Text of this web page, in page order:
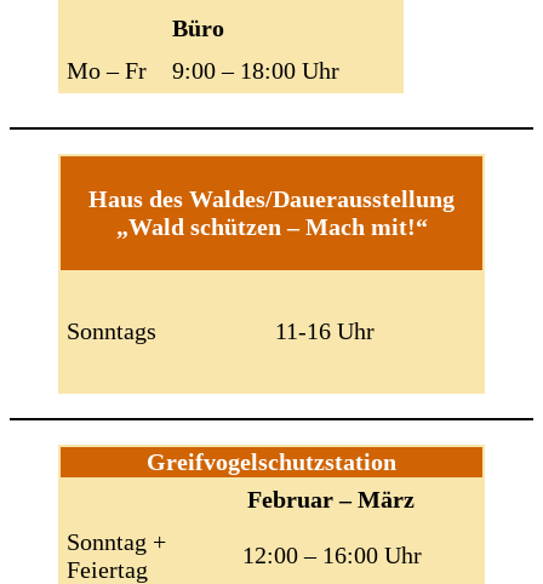
Büro
Mo – Fr
9:00 – 18:00 Uhr
Haus des Waldes/Dauerausstellung
„Wald schützen – Mach mit!“
Sonntags 11-16 Uhr
Greifvogelschutzstation
Februar – März
Sonntag +
Feiertag
12:00 – 16:00 Uhr